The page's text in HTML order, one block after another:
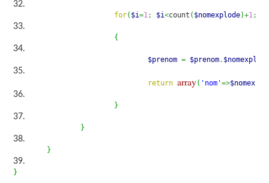
for( $i=1; $i<count ( $nomexplode)+1;
{
$prenom = $prenom.
return array( 'nom'=>
}
}
}
}